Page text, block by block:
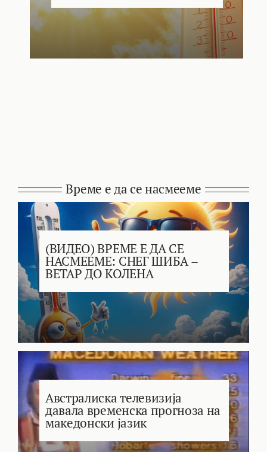
Време е да се насмееме
(ВИДЕО) ВРЕМЕ Е ДА СЕ
НАСМЕЕМЕ: СНЕГ ШИБА –
ВЕТАР ДО КОЛЕНА
Австралиска телевизија
давала временска прогноза на
македонски јазик